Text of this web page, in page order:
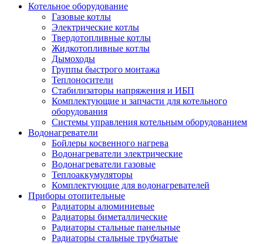
Котельное оборудование
Газовые котлы
Электрические котлы
Твердотопливные котлы
Жидкотопливные котлы
Дымоходы
Группы быстрого монтажа
Теплоносители
Стабилизаторы напряжения и ИБП
Комплектующие и запчасти для котельного
оборудования
Системы управления котельным оборудованием
Водонагреватели
Бойлеры косвенного нагрева
Водонагреватели электрические
Водонагреватели газовые
Теплоаккумуляторы
Комплектующие для водонагревателей
Приборы отопительные
Радиаторы алюминиевые
Радиаторы биметаллические
Радиаторы стальные панельные
Радиаторы стальные трубчатые